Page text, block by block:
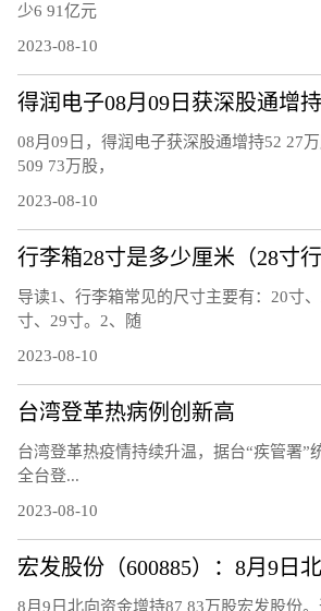
少6 91亿元
2023-08-10
得润电子08月09日获深股通增
08月09日，得润电子获深股通增持52 27
509 73万股，
2023-08-10
导读1、行李箱常见的尺寸主要有：20寸
寸、29寸。2、随
2023-08-10
台湾登革热病例创新高
台湾登革热疫情持续升温，据台“疾管署”
全台登...
2023-08-10
8月9日北向资金增持87 83万股宏发股份